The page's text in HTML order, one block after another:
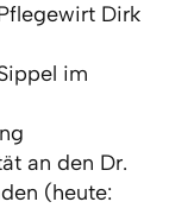
Dirk
im
an den Dr.
(heute: